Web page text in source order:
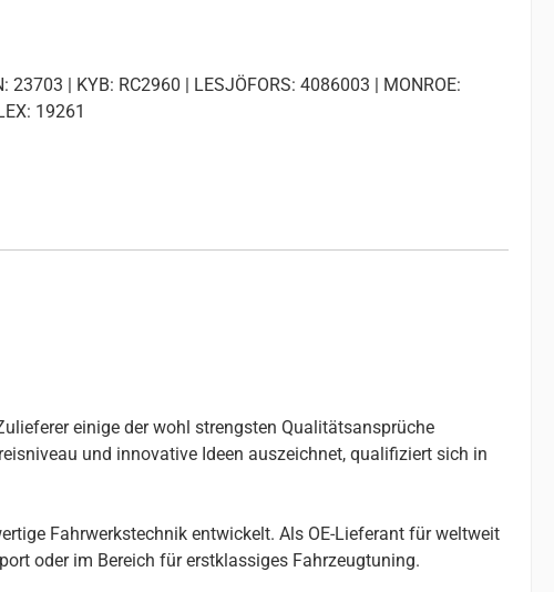
| KYB: RC2960 | LESJÖFORS: 4086003 | MONROE:
19261
einige der wohl strengsten Qualitätsansprüche
und innovative Ideen auszeichnet, qualifiziert sich in
Fahrwerkstechnik entwickelt. Als OE-Lieferant für weltweit
oder im Bereich für erstklassiges Fahrzeugtuning.